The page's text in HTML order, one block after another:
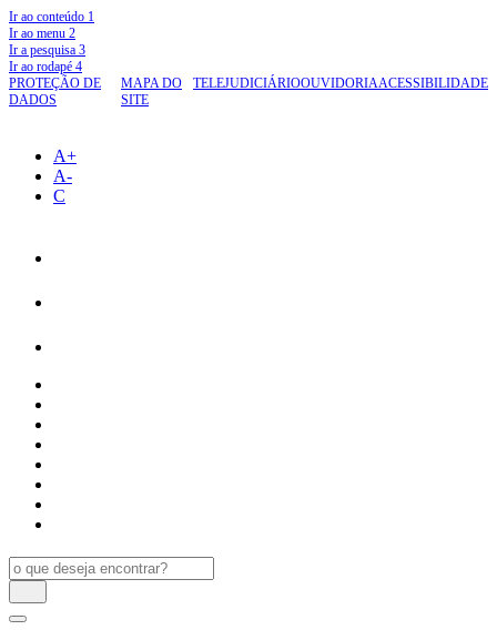
Ir ao conteúdo 1
Ir ao menu 2
Ir a pesquisa 3
Ir ao rodapé 4
PROTEÇÃO DE
DADOS
MAPA DO
SITE
TELEJUDICIÁRIOOUVIDORIAACESSIBILIDADE
A+
A-
C